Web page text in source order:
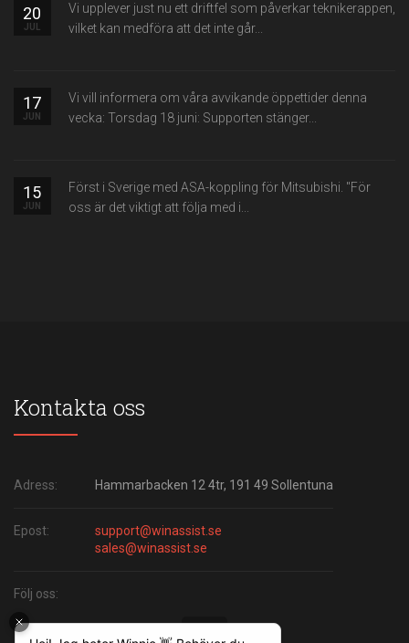
20
JUL
Vi upplever just nu ett driftfel som påverkar teknikerappen,
vilket kan medföra att det inte går...
17
JUN
Vi vill informera om våra avvikande öppettider denna
vecka: Torsdag 18 juni: Supporten stänger...
15
JUN
Först i Sverige med ASA-koppling för Mitsubishi. "För
oss är det viktigt att följa med i...
Kontakta oss
Adress: Hammarbacken 12 4tr, 191 49 Sollentuna
Epost:
support@winassist.se
sales@winassist.se
Följ oss: